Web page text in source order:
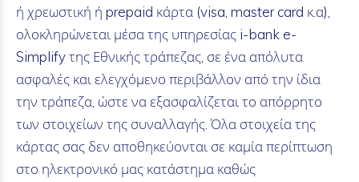
ή χρεωστική ή prepaid κάρτα (visa, master card κ.α),
ολοκληρώνεται μέσα της υπηρεσίας i-bank e-
Simplify της Εθνικής τράπεζας, σε ένα απόλυτα
ασφαλές και ελεγχόμενο περιβάλλον από την ίδια
την τράπεζα, ώστε να εξασφαλίζεται το απόρρητο
των στοιχείων της συναλλαγής. Όλα στοιχεία της
κάρτας σας δεν αποθηκεύονται σε καμία περίπτωση
στο ηλεκτρονικό μας κατάστημα καθώς